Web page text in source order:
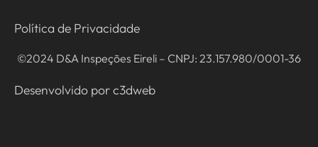
Política de Privacidade
©2024 D&A Inspeções Eireli – CNPJ: 23.157.980/0001-36
Desenvolvido porc3dweb